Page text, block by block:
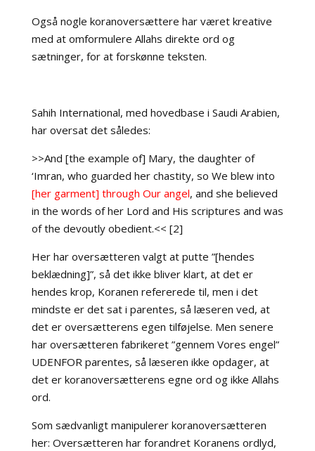
Også nogle koranoversættere har været kreative
med at omformulere Allahs direkte ord og
sætninger, for at forskønne teksten.
Sahih International, med hovedbase i Saudi Arabien,
har oversat det således:
>>And [the example of] Mary, the daughter of
‘Imran, who guarded her chastity, so We blew into
[her garment] through Our angel, and she believed
in the words of her Lord and His scriptures and was
of the devoutly obedient.<< [2]
Her har oversætteren valgt at putte ”[hendes
beklædning]”, så det ikke bliver klart, at det er
hendes krop, Koranen refererede til, men i det
mindste er det sat i parentes, så læseren ved, at
det er oversætterens egen tilføjelse. Men senere
har oversætteren fabrikeret ”gennem Vores engel”
UDENFOR parentes, så læseren ikke opdager, at
det er koranoversætterens egne ord og ikke Allahs
ord.
Som sædvanligt manipulerer koranoversætteren
her: Oversætteren har forandret Koranens ordlyd,